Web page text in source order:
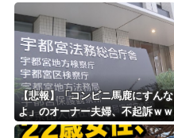
【悲報】「コンビニ馬鹿にすんな
よ」のオーナー夫婦、不起訴ｗｗ
ｗｗｗｗｗｗ